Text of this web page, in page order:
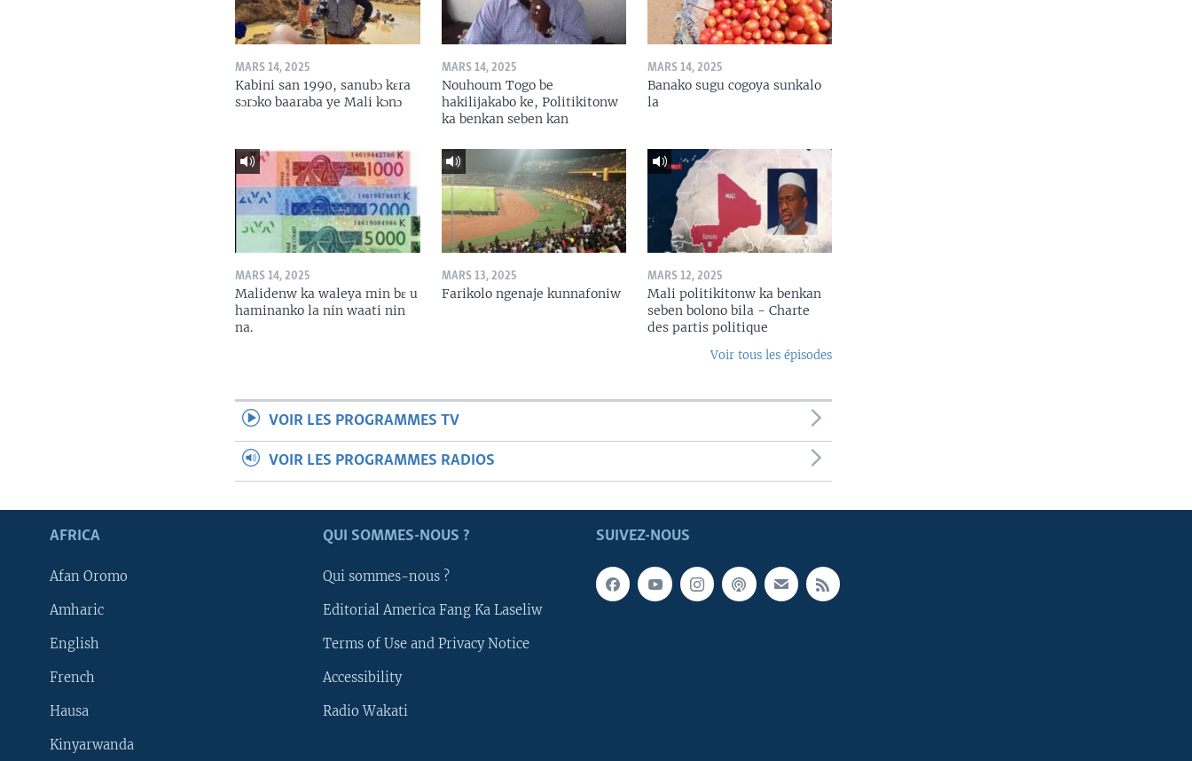
MARS 14, 2025
Kabini san 1990, sanubɔ kɛra
sɔrɔko baaraba ye Mali kɔnɔ
MARS 14, 2025
Nouhoum Togo be
hakilijakabo ke, Politikitonw
ka benkan seben kan
MARS 14, 2025
Banako sugu cogoya sunkalo
la
MARS 14, 2025
Malidenw ka waleya min bɛ u
haminanko la nin waati nin
na.
MARS 13, 2025
Farikolo ngenaje kunnafoniw
MARS 12, 2025
Mali politikitonw ka benkan
seben bolono bila - Charte
des partis politique
Voir tous les épisodes
VOIR LES PROGRAMMES TV
VOIR LES PROGRAMMES RADIOS
SUIVEZ-NOUS
AFRICA
Afan Oromo
Amharic
English
French
Hausa
Kinyarwanda
QUI SOMMES-NOUS ?
Qui sommes-nous ?
Editorial America Fang Ka Laseliw
Terms of Use and Privacy Notice
Accessibility
Radio Wakati